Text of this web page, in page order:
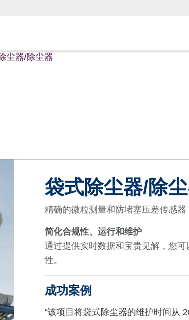
尘器/除尘器
袋式除尘器/除
精确的微粒测量和防堵塞压差传感器
简化合规性、运行和维护
通过提供实时数据和宝贵见解，您
性。
成功案例
“该项目将袋式除尘器的维护时间从